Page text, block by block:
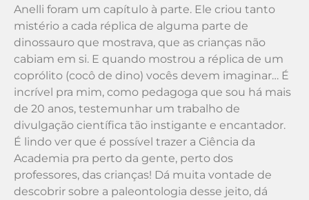
Anelli foram um capítulo à parte. Ele criou tanto
mistério a cada réplica de alguma parte de
dinossauro que mostrava, que as crianças não
cabiam em si. E quando mostrou a réplica de um
coprólito (cocô de dino) vocês devem imaginar… É
incrível pra mim, como pedagoga que sou há mais
de 20 anos, testemunhar um trabalho de
divulgação científica tão instigante e encantador.
É lindo ver que é possível trazer a Ciência da
Academia pra perto da gente, perto dos
professores, das crianças! Dá muita vontade de
descobrir sobre a paleontologia desse jeito, dá